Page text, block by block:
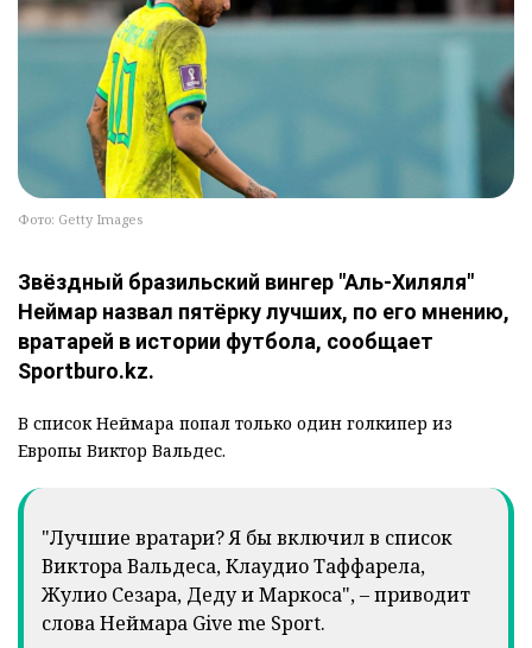
Фото: Getty Images
Звёздный бразильский вингер "Аль-Хиляля"
Неймар назвал пятёрку лучших, по его мнению,
вратарей в истории футбола, сообщает
Sportburo.kz.
В список Неймара попал только один голкипер из
Европы Виктор Вальдес.
"Лучшие вратари? Я бы включил в список
Виктора Вальдеса, Клаудио Таффарела,
Жулио Сезара, Деду и Маркоса", – приводит
слова Неймара Give me Sport.